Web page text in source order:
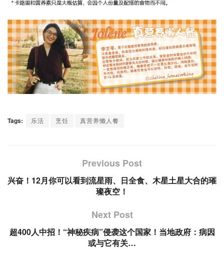
Tags: 乐活 烹饪 真营养懒人餐
Previous Post
兴奋！12月你可以看到流星雨、日全食、木星土星大合的璀
璨夜空！
Next Post
超400人中招！“神秘疾病”侵袭这个国家！当地政府：病因
或与它有关…